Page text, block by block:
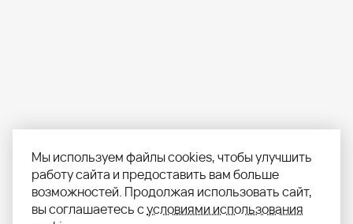
Мы используем файлы cookies, чтобы улучшить
работу сайта и предоставить вам больше
возможностей. Продолжая использовать сайт,
вы соглашаетесь сусловиями использования